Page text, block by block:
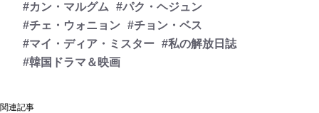
#カン・マルグム
#パク・ヘジュン
#チェ・ウォニョン #チョン・ベス
#マイ・ディア・ミスター #私の解放日誌
#韓国ドラマ＆映画
関連記事